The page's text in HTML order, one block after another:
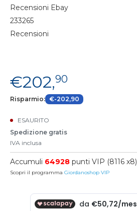
Recensioni Ebay
233265
Recensioni
€202,90
Risparmio: €-202,90
ESAURITO
Spedizione gratis
IVA inclusa
Accumuli 64928 punti VIP (8116 x8)
Scopri il programma Giordanoshop VIP